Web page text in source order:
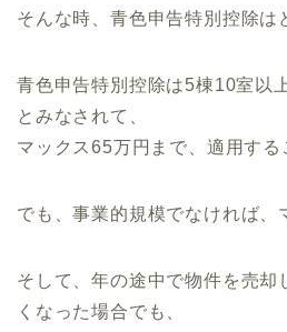
そんな時、青色申告特別控除は
青色申告特別控除は5棟10室以
とみなされて、
マックス65万円まで、適用する
でも、事業的規模でなければ、
そして、年の途中で物件を売却
くなった場合でも、